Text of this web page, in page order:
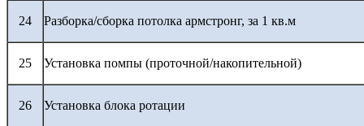
24 Разборка/сборка потолка армстронг, за 1 кв.м
25 Установка помпы (проточной/накопительной)
26 Установка блока ротации